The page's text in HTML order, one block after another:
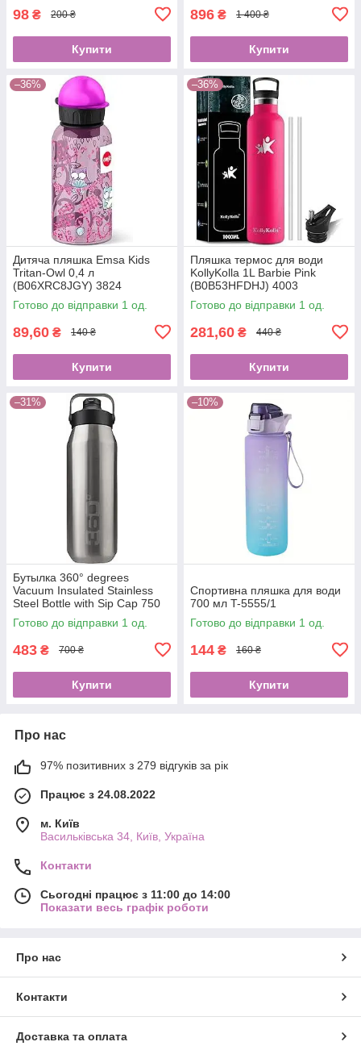
98 ₴ 200 ₴
Купити
896 ₴ 1 400 ₴
Купити
–36%
Дитяча пляшка Emsa Kids
Tritan-Owl 0,4 л
(B06XRC8JGY) 3824
Готово до відправки 1 од.
89,60 ₴ 140 ₴
Купити
–36%
Пляшка термос для води
KollyKolla 1L Barbie Pink
(B0B53HFDHJ) 4003
Готово до відправки 1 од.
281,60 ₴ 440 ₴
Купити
–31%
Бутылка 360° degrees
Vacuum Insulated Stainless
Steel Bottle with Sip Cap 750
ml Уценка (B085GRXGRN)
2289
Готово до відправки 1 од.
483 ₴ 700 ₴
Купити
–10%
Спортивна пляшка для води
700 мл T-5555/1
Готово до відправки 1 од.
144 ₴ 160 ₴
Купити
Про нас
97% позитивних з 279 відгуків за рік
Працює з 24.08.2022
м. Київ
Васильківська 34, Київ, Україна
Контакти
Сьогодні працює з 11:00 до 14:00
Показати весь графік роботи
Про нас
Контакти
Доставка та оплата